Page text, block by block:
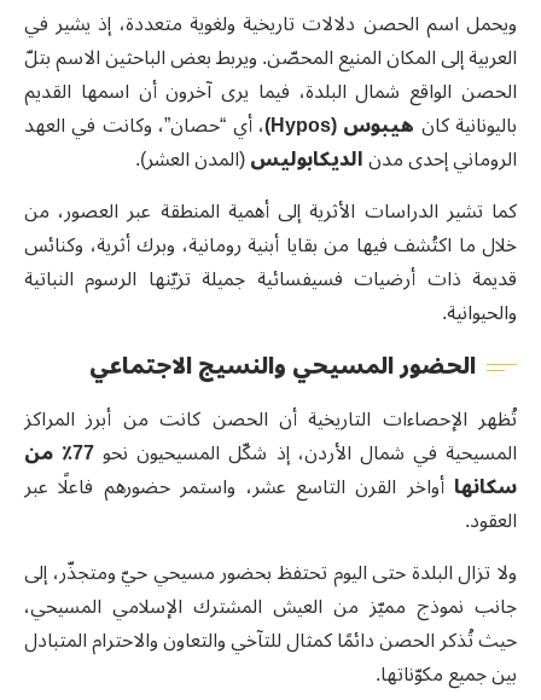
ويحمل اسم الحصن دلالات تاريخية ولغوية متعددة، إذ يشير في
العربية إلى المكان المنيع المحصّن. ويربط بعض الباحثين الاسم بتلّ
الحصن الواقع شمال البلدة، فيما يرى آخرون أن اسمها القديم
باليونانية كان هيبوس(Hypos)
، أي “حصان”، وكانت في العهد
الروماني إحدى مدنالديكابوليس(المدن العشر).
كما تشير الدراسات الأثرية إلى أهمية المنطقة عبر العصور، من
خلال ما اكتُشف فيها من بقايا أبنية رومانية، وبرك أثرية، وكنائس
قديمة ذات أرضيات فسيفسائية جميلة تزيّنها الرسوم النباتية
والحيوانية.
الحضور المسيحي والنسيج الاجتماعي
تُظهر الإحصاءات التاريخية أن الحصن كانت من أبرز المراكز
المسيحية في شمال الأردن، إذ شكّل المسيحيون نحو 77٪ من
سكانها أواخر القرن التاسع عشر، واستمر حضورهم فاعلًا عبر
العقود.
ولا تزال البلدة حتى اليوم تحتفظ بحضور مسيحي حيّ ومتجذّر، إلى
جانب نموذج مميّز من العيش المشترك الإسلامي المسيحي،
حيث تُذكر الحصن دائمًا كمثال للتآخي والتعاون والاحترام المتبادل
بين جميع مكوّناتها.